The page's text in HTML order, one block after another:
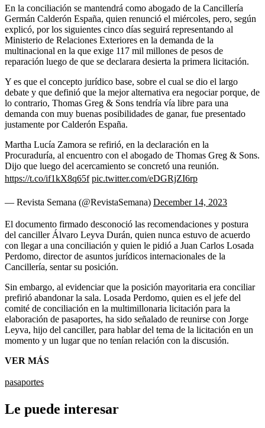
En la conciliación se mantendrá como abogado de la Cancillería
Germán Calderón España, quien renunció el miércoles, pero, según
explicó, por los siguientes cinco días seguirá representando al
Ministerio de Relaciones Exteriores en la demanda de la
multinacional en la que exige 117 mil millones de pesos de
reparación luego de que se declarara desierta la primera licitación.
Y es que el concepto jurídico base, sobre el cual se dio el largo
debate y que definió que la mejor alternativa era negociar porque, de
lo contrario, Thomas Greg & Sons tendría vía libre para una
demanda con muy buenas posibilidades de ganar, fue presentado
justamente por Calderón España.
Martha Lucía Zamora se refirió, en la declaración en la
Procuraduría, al encuentro con el abogado de Thomas Greg & Sons.
Dijo que luego del acercamiento se concretó una reunión.
https://t.co/if1kX8q65f pic.twitter.com/eDGRjZI6rp
— Revista Semana (@RevistaSemana) December 14, 2023
El documento firmado desconoció las recomendaciones y postura
del canciller Álvaro Leyva Durán, quien nunca estuvo de acuerdo
con llegar a una conciliación y quien le pidió a Juan Carlos Losada
Perdomo, director de asuntos jurídicos internacionales de la
Cancillería, sentar su posición.
Sin embargo, al evidenciar que la posición mayoritaria era conciliar
prefirió abandonar la sala. Losada Perdomo, quien es el jefe del
comité de conciliación en la multimillonaria licitación para la
elaboración de pasaportes, ha sido señalado de reunirse con Jorge
Leyva, hijo del canciller, para hablar del tema de la licitación en un
momento y un lugar que no tenían relación con la discusión.
VER MÁS
pasaportes
Le puede interesar